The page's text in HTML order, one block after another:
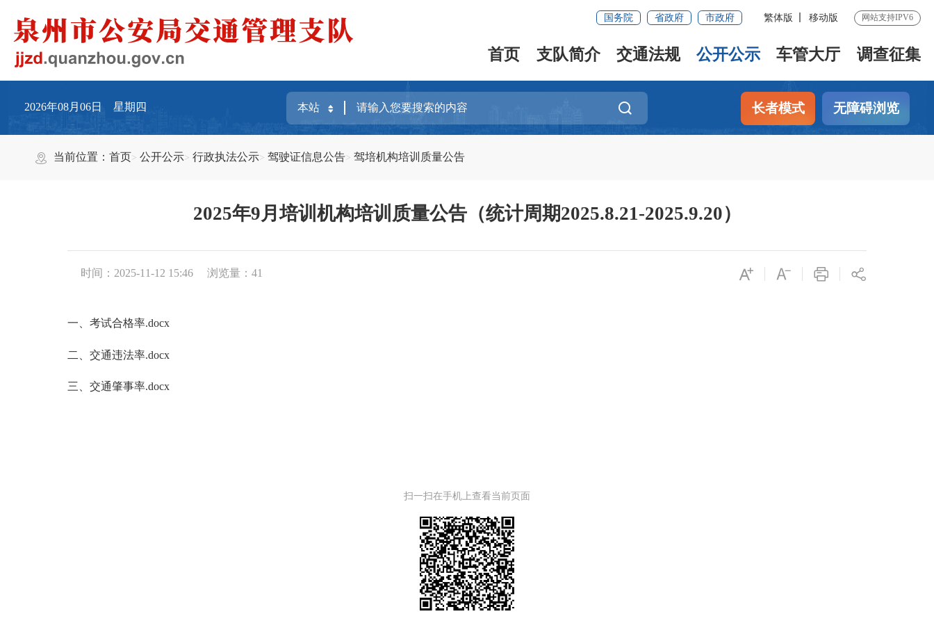
国务院 省政府 市政府 繁体版 移动版 网站支持IPV6
首页 支队简介 交通法规 公开公示 车管大厅 调查征集
2026年08月06日 星期四 长者模式 无障碍浏览
当前位置：首页 公开公示 行政执法公示 驾驶证信息公告 驾培机构培训质量公告
2025年9月培训机构培训质量公告（统计周期2025.8.21-2025.9.20）
时间：2025-11-12 15:46 浏览量： 41
一、考试合格率.docx
二、交通违法率.docx
三、交通肇事率.docx
扫一扫在手机上查看当前页面